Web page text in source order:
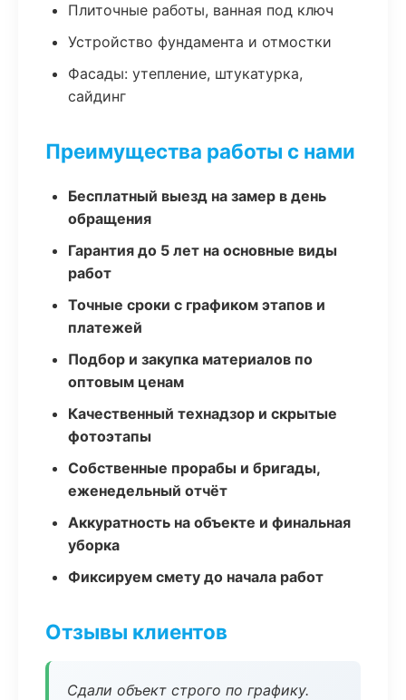
Плиточные работы, ванная под ключ
Устройство фундамента и отмостки
Фасады: утепление, штукатурка,
сайдинг
Преимущества работы с нами
Бесплатный выезд на замер в день
обращения
Гарантия до 5 лет на основные виды
работ
Точные сроки с графиком этапов и
платежей
Подбор и закупка материалов по
оптовым ценам
Качественный технадзор и скрытые
фотоэтапы
Собственные прорабы и бригады,
еженедельный отчёт
Аккуратность на объекте и финальная
уборка
Фиксируем смету до начала работ
Отзывы клиентов
Сдали объект строго по графику.